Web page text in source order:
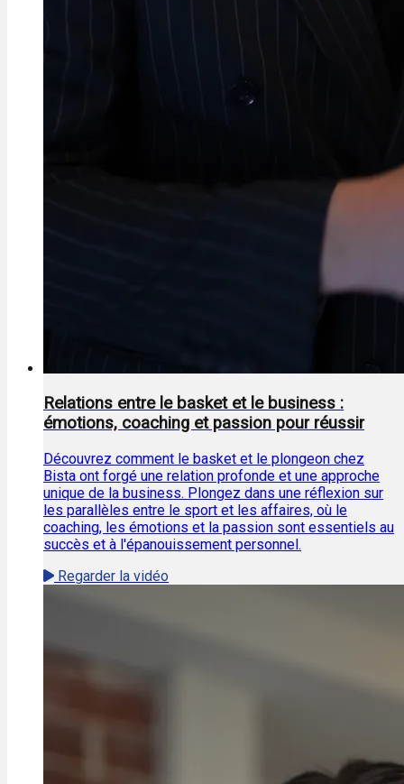
Relations entre le basket et le business :
émotions, coaching et passion pour réussir
Découvrez comment le basket et le plongeon chez
Bista ont forgé une relation profonde et une approche
unique de la business. Plongez dans une réflexion sur
les parallèles entre le sport et les affaires, où le
coaching, les émotions et la passion sont essentiels au
succès et à l'épanouissement personnel.
Regarder la vidéo